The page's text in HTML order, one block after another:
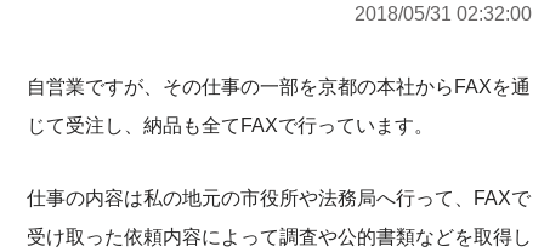
2018/05/31 02:32:00
自営業ですが、その仕事の一部を京都の本社からFAXを通
じて受注し、納品も全てFAXで行っています。
仕事の内容は私の地元の市役所や法務局へ行って、FAXで
受け取った依頼内容によって調査や公的書類などを取得し